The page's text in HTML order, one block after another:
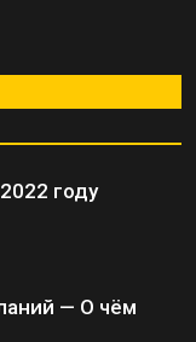
году
— О чём